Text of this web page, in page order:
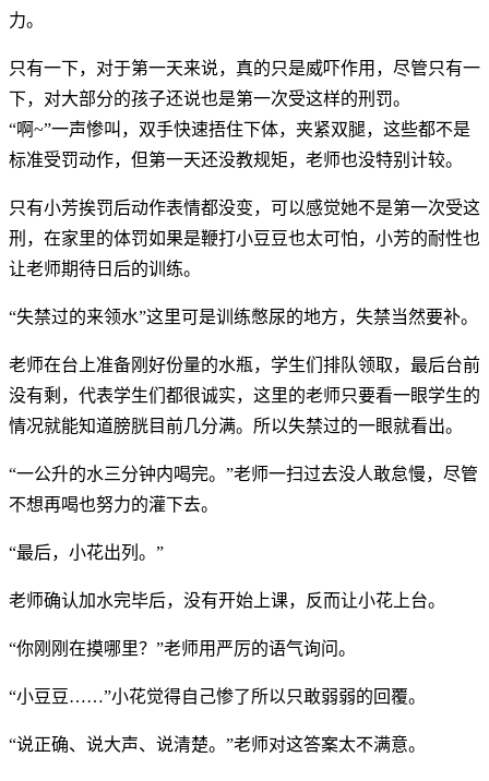
力。
只有一下，对于第一天来说，真的只是威吓作用，尽管只有一
下，对大部分的孩子还说也是第一次受这样的刑罚。
“啊~”一声惨叫，双手快速捂住下体，夹紧双腿，这些都不是
标准受罚动作，但第一天还没教规矩，老师也没特别计较。
只有小芳挨罚后动作表情都没变，可以感觉她不是第一次受这
刑，在家里的体罚如果是鞭打小豆豆也太可怕，小芳的耐性也
让老师期待日后的训练。
“失禁过的来领水”这里可是训练憋尿的地方，失禁当然要补。
老师在台上准备刚好份量的水瓶，学生们排队领取，最后台前
没有剩，代表学生们都很诚实，这里的老师只要看一眼学生的
情况就能知道膀胱目前几分满。所以失禁过的一眼就看出。
“一公升的水三分钟内喝完。”老师一扫过去没人敢怠慢，尽管
不想再喝也努力的灌下去。
“最后，小花出列。”
老师确认加水完毕后，没有开始上课，反而让小花上台。
“你刚刚在摸哪里？”老师用严厉的语气询问。
“小豆豆……”小花觉得自己惨了所以只敢弱弱的回覆。
“说正确、说大声、说清楚。”老师对这答案太不满意。